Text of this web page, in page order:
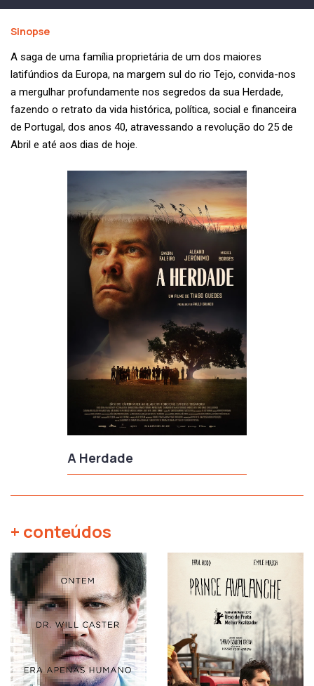
A Herdade
Sinopse
A saga de uma família proprietária de um dos maiores
latifúndios da Europa, na margem sul do rio Tejo, convida-nos
a mergulhar profundamente nos segredos da sua Herdade,
fazendo o retrato da vida histórica, política, social e financeira
de Portugal, dos anos 40, atravessando a revolução do 25 de
Abril e até aos dias de hoje.
+ conteúdos